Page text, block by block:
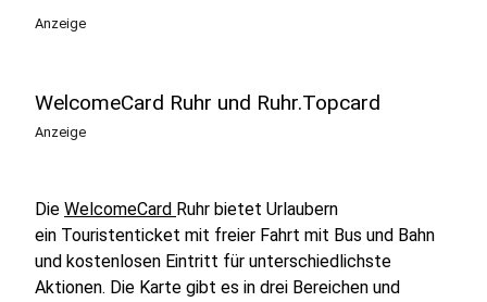
Anzeige
WelcomeCard Ruhr und Ruhr.Topcard
Anzeige
Die WelcomeCard Ruhr bietet Urlaubern
ein Touristenticket mit freier Fahrt mit Bus und Bahn
und kostenlosen Eintritt für unterschiedlichste
Aktionen. Die Karte gibt es in drei Bereichen und